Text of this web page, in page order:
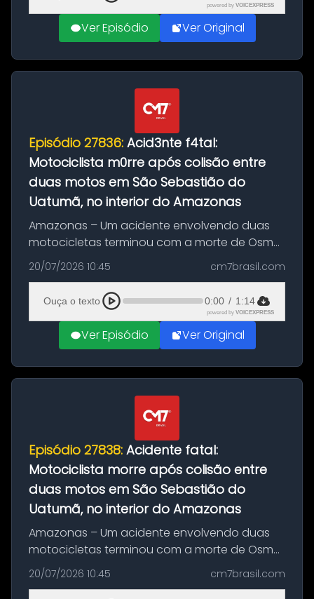
powered by VOICEXPRESS
Ver Episódio Ver Original
Episódio 27836: Acid3nte f4tal:
Motociclista m0rre após colisão entre
duas motos em São Sebastião do
Uatumã, no interior do Amazonas
Amazonas – Um acidente envolvendo duas
motocicletas terminou com a morte de Osmar
Figueiredo de Souza, de 38 anos, no município
de São Sebastião do Uatumã, no interior do
Amazonas. A colisão ocorreu n...
20/07/2026 10:45 cm7brasil.com
Ouça o texto 0:00 / 1:14
powered by VOICEXPRESS
Ver Episódio Ver Original
Episódio 27838: Acidente fatal:
Motociclista morre após colisão entre
duas motos em São Sebastião do
Uatumã, no interior do Amazonas
Amazonas – Um acidente envolvendo duas
motocicletas terminou com a morte de Osmar
Figueiredo de Souza, de 38 anos, no município
de São Sebastião do Uatumã, no interior do
20/07/2026 10:45 cm7brasil.com